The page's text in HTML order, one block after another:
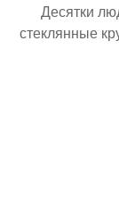
Десятки
стеклянные